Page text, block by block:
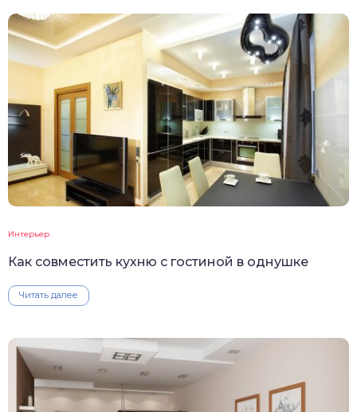
Интерьер
Как совместить кухню с гостиной в однушке
Читать далее